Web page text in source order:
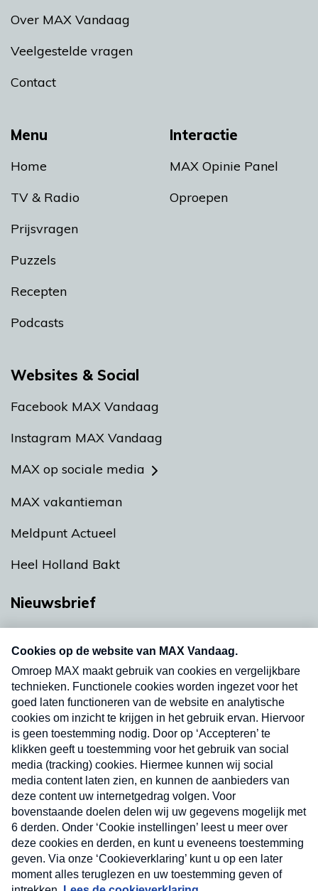
Menu
Home
TV & Radio
Prijsvragen
Puzzels
Recepten
Podcasts
Interactie
MAX Opinie Panel
Oproepen
Over MAX Vandaag
Veelgestelde vragen
Contact
Websites & Social
Facebook MAX Vandaag
Instagram MAX Vandaag
MAX op sociale media
MAX vakantieman
Meldpunt Actueel
Heel Holland Bakt
Nieuwsbrief
nieuwsbrief. Elke vrijdag- en dinsdagochtend in
uw mailbox.
Verzend
Nieuwsbrief
Neem hier een gratis abonnement op onze
nieuwsbrief. Elke vrijdag- en dinsdagochtend in uw